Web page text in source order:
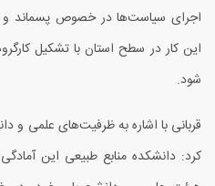
اجرای سیاست‌‌ها در خصوص پسماند و
این کار در سطح استان با تشکیل
شود.
قربانی با اشاره به ظرفیت‌های علمی و
کرد: دانشکده منابع طبیعی این